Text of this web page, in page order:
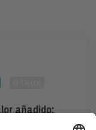
añadido: